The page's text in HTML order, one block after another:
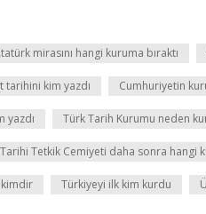
mirasını hangi kuruma bıraktı
tarihini kim yazdı Cumhuriyetin
yazdı Türk Tarih Kurumu neden
Tetkik Cemiyeti daha sonra hangi
kimdir Türkiyeyi ilk kim kurdu